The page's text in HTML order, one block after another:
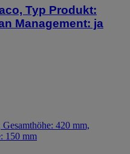
Typ Produkt:
Management: ja